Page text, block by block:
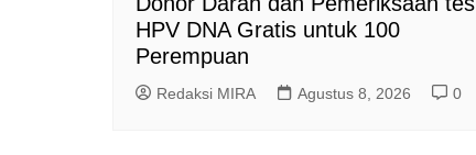
HPV DNA Gratis untuk 100
Perempuan
Redaksi MIRA Agustus 8, 2026 0